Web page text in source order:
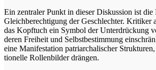
Ein zen­tra­ler Punkt in die­ser Dis­kus­si­on ist die
Gleich­be­rech­ti­gung der Geschlech­ter. Kri­ti­ker
das Kopf­tuch ein Sym­bol der Unter­drü­ckung
deren Frei­heit und Selbst­be­stim­mung
eine Mani­fes­ta­ti­on patri­ar­cha­li­scher
tio­nel­le Rol­len­bil­der drängen.